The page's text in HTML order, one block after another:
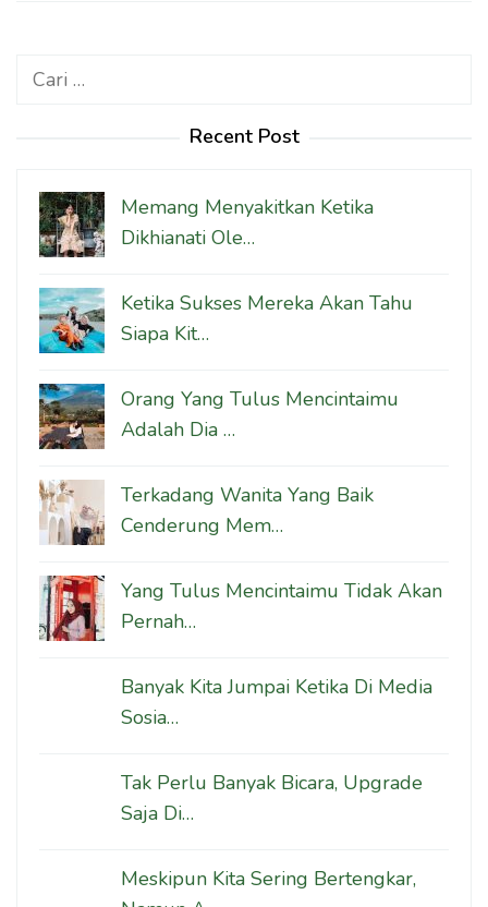
Cari
Recent Post
Memang Menyakitkan Ketika
Dikhianati Ole…
Ketika Sukses Mereka Akan Tahu
Siapa Kit…
Orang Yang Tulus Mencintaimu
Adalah Dia …
Terkadang Wanita Yang Baik
Cenderung Mem…
Yang Tulus Mencintaimu Tidak Akan
Pernah…
Banyak Kita Jumpai Ketika Di Media
Sosia…
Tak Perlu Banyak Bicara, Upgrade
Saja Di…
Meskipun Kita Sering Bertengkar,